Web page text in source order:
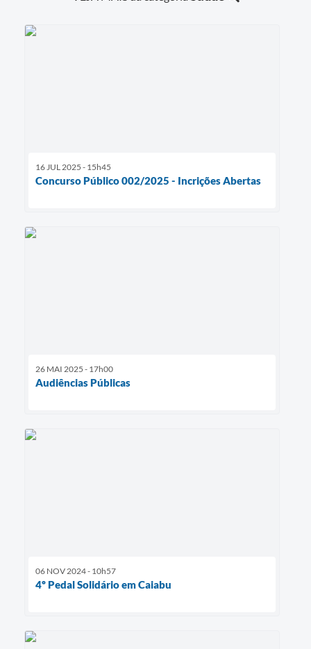
16 JUL 2025 - 15h45
Concurso Público 002/2025 - Incrições Abertas
26 MAI 2025 - 17h00
Audiências Públicas
06 NOV 2024 - 10h57
4º Pedal Solidário em Caiabu